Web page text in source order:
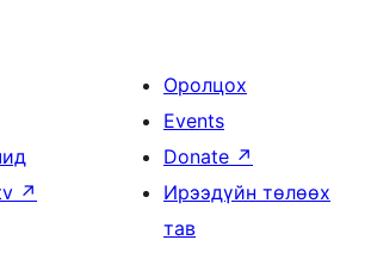
↗
Оролцох
Events
Donate ↗
Ирээдүйн төлөөх
тав